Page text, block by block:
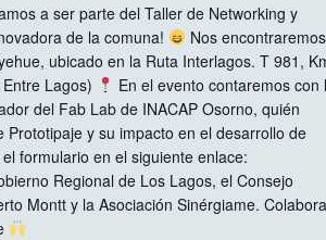
a ser parte del Taller de Networking y
de la comuna!
Nos encontraremos
ubicado en la Ruta Interlagos. T 981,
Lagos)
En el evento contaremos con
del Fab Lab de INACAP Osorno, quién
y su impacto en el desarrollo de
formulario en el siguiente enlace:
Regional de Los Lagos, el Consejo
Montt y la Asociación Sinérgiame.